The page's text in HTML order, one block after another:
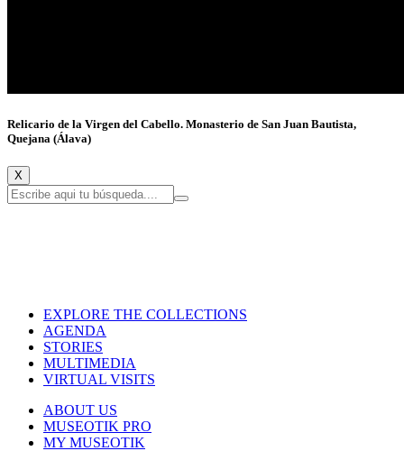
Relicario de la Virgen del Cabello. Monasterio de San Juan Bautista,
Quejana (Álava)
X
EXPLORE THE COLLECTIONS
AGENDA
STORIES
MULTIMEDIA
VIRTUAL VISITS
ABOUT US
MUSEOTIK PRO
MY MUSEOTIK